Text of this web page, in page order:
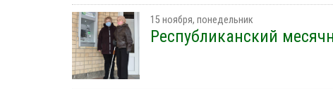
15 ноября, понедельник
Республиканский